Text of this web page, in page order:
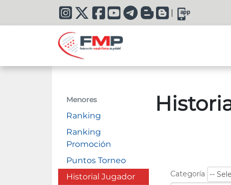
|
Menores
Ranking
Ranking
Promoción
Puntos Torneo
Historial Jugador